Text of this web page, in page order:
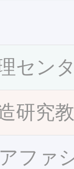
セン
研究
ファ